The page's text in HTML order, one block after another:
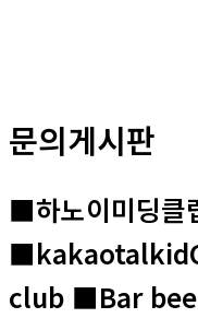
문의게시판
■하노이미딩클
club ■Bar